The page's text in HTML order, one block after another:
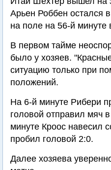
Арьен Роббен остался
на поле на 56-й
В первом тайме
было у хозяев.
ситуацию только при
положений.
На 6-й минуте Рибери
головой отправил мяч
минуте Кроос навесил
пробил головой 2:0.
Далее хозяева